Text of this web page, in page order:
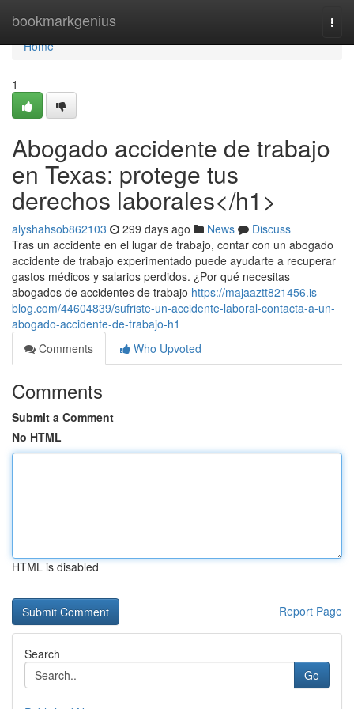
bookmarkgenius
Home
Home
1
Abogado accidente de trabajo
en Texas: protege tus
derechos laborales</h1>
alyshahsob862103 299 days ago News
Discuss
Tras un accidente en el lugar de trabajo, contar con un abogado
accidente de trabajo experimentado puede ayudarte a recuperar
gastos médicos y salarios perdidos. ¿Por qué necesitas
abogados de accidentes de trabajo https://majaaztt821456.is-
blog.com/44604839/sufriste-un-accidente-laboral-contacta-a-un-
abogado-accidente-de-trabajo-h1
Comments
Who Upvoted
Comments
Submit a Comment
No HTML
HTML is disabled
Report Page
Search
Go